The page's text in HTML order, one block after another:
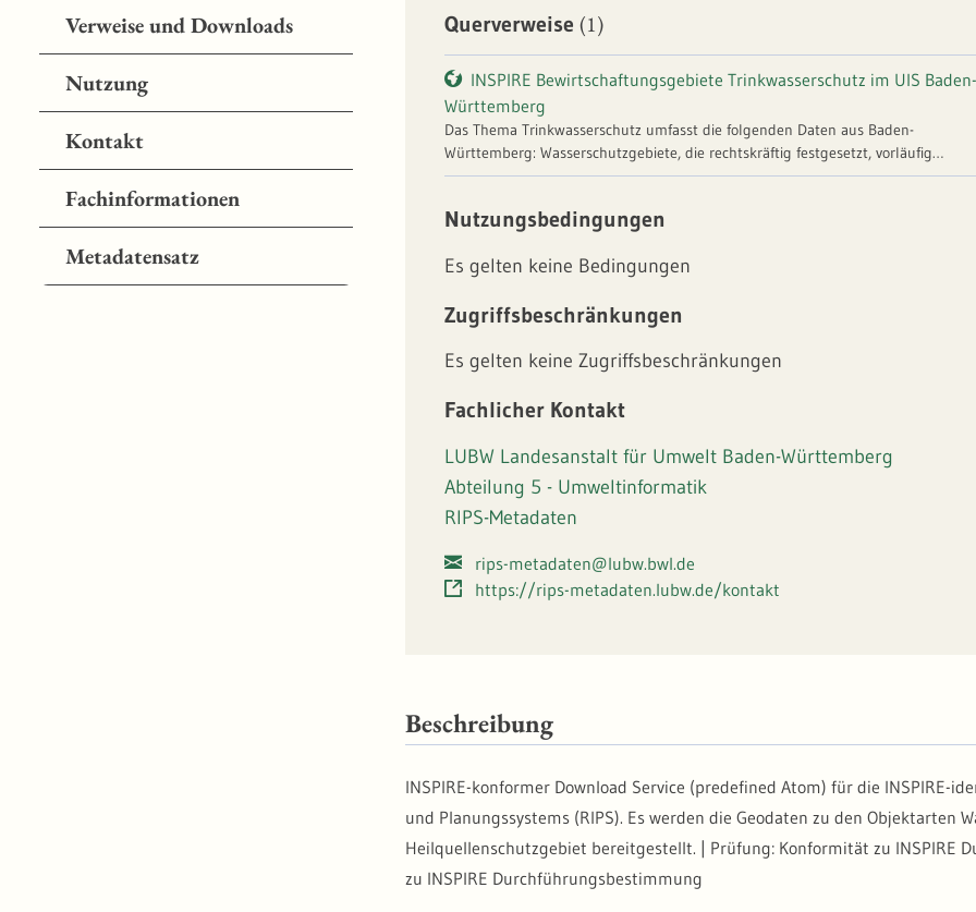
Verweise und Downloads
Nutzung
Kontakt
Fachinformationen
Metadatensatz
Querverweise (1)
INSPIRE Bewirtschaftungsgebiete Trinkwasserschutz im UIS Baden-
Württemberg
Das Thema Trinkwasserschutz umfasst die folgenden Daten aus Baden-
Württemberg: Wasserschutzgebiete, die rechtskräftig festgesetzt, vorläufig
angeordnet, fachtechnisch abgegrenzt und im Festsetzungsverfahren befindlich
WSG-Zonen werden nur mit zusammengefassten Zonen I und II bzw. IIA oder IIB
festgesetzt und vorläufig angeordnet sind. | Prüfung: Konformität zu INSPIRE
Durchführungsbestimmung
Nutzungsbedingungen
Es gelten keine Bedingungen
Zugriffsbeschränkungen
Es gelten keine Zugriffsbeschränkungen
Fachlicher Kontakt
LUBW Landesanstalt für Umwelt Baden-Württemberg
Abteilung 5 - Umweltinformatik
RIPS-Metadaten
rips-metadaten@lubw.bwl.de
https://rips-metadaten.lubw.de/kontakt
Beschreibung
INSPIRE-konformer Download Service (predefined Atom) für die
und Planungssystems (RIPS). Es werden die Geodaten zu den Objektarten
Heilquellenschutzgebiet bereitgestellt. | Prüfung: Konformität zu
zu INSPIRE Durchführungsbestimmung